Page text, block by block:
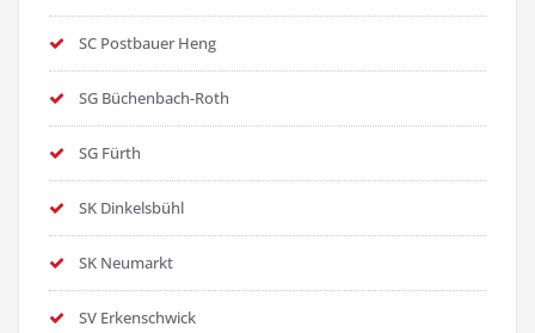
SC Postbauer Heng
SG Büchenbach-Roth
SG Fürth
SK Dinkelsbühl
SK Neumarkt
SV Erkenschwick